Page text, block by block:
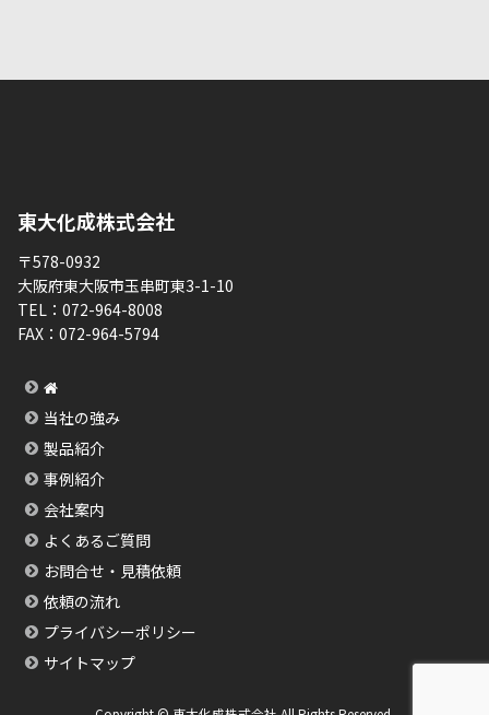
東大化成株式会社
〒578-0932
大阪府東大阪市玉串町東3-1-10
TEL： 072-964-8008
FAX： 072-964-5794
当社の強み
製品紹介
事例紹介
会社案内
よくあるご質問
お問合せ・見積依頼
依頼の流れ
プライバシーポリシー
サイトマップ